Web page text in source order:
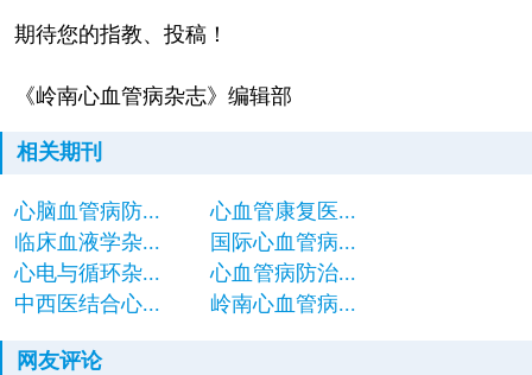
期待您的指教、投稿！
《岭南心血管病杂志》编辑部
相关期刊
心脑血管病防...
心血管康复医...
临床血液学杂...
国际心血管病...
心电与循环杂...
心血管病防治...
中西医结合心...
岭南心血管病...
网友评论